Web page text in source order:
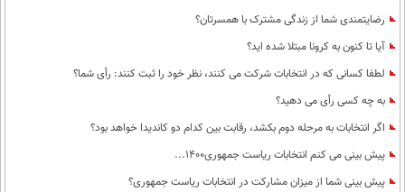
رضایتمندی شما از زندگی مشترک با همسرتان؟
آیا تا کنون به کرونا مبتلا شده اید؟
لطفا کسانی که در انتخابات شرکت می کنند، نظر خود را ثبت کنند: رأی شما؟
به چه کسی رأی می دهید؟
اگر انتخابات به مرحله دوم بکشد، رقابت بین کدام دو کاندیدا خواهد بود؟
پیش بینی می کنم انتخابات ریاست جمهوری1400...
پیش بینی شما از میزان مشارکت در انتخابات ریاست جمهوری؟